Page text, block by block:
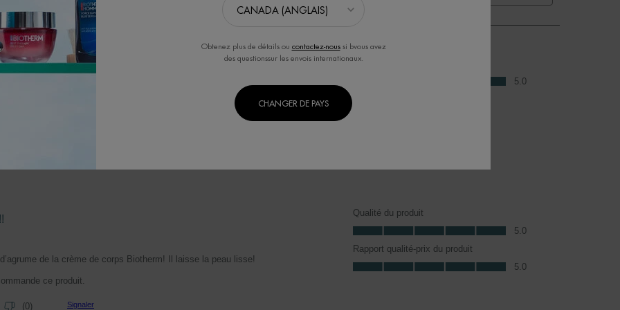
Rapport qualité-prix du produit
Rapport qualité-prix du produit, 5.0 sur 5
5.0
d’agrume de la crème de corps Biotherm! Il laisse la peau lisse!
ce produit.
(0) Signaler
Qualité du produit
Qualité du produit, 5.0 sur 5
5.0
Rapport qualité-prix du produit
Rapport qualité-prix du produit, 5.0 sur 5
5.0
Obtenez plus de détails ou contactez-noussi bvous avez
des questionssur les envois internationaux.
CHANGER DE PAYS